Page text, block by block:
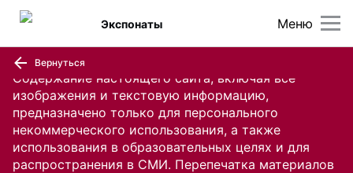
Содержание настоящего сайта, включая все
изображения и текстовую информацию,
предназначено только для персонального
некоммерческого использования, а также
использования в образовательных целях и для
распространения в СМИ. Перепечатка материалов
Меню
Экспонаты
Вернуться